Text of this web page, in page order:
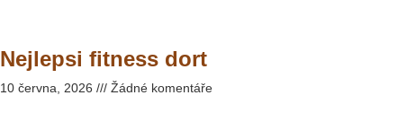
Nejlepsi fitness dort
10 června, 2026 Žádné komentáře